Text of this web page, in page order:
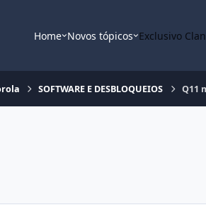
Home Novos tópicos Exclusivo
SOFTWARE E DESBLOQUEIOS Q11